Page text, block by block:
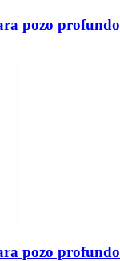
pozo profundo
pozo profundo